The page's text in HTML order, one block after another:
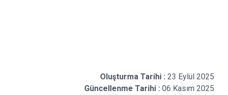
Oluşturma Tarihi : 23 Eylül 2025
Güncellenme Tarihi : 06 Kasım 2025